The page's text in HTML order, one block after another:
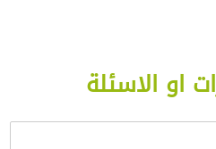
او الاسئلة